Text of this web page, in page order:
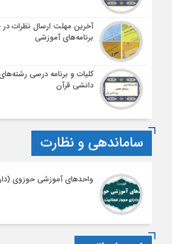
آخرین مهلت ارسال نظرات
برنامه‌های آموزشی
کلیات و برنامه درسی
دانشی قرآن
ساماندهی و نظارت
واحدهای آموزشی حوزوی